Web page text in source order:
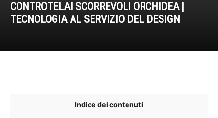
CONTROTELAI SCORREVOLI ORCHIDEA |
TECNOLOGIA AL SERVIZIO DEL DESIGN
Indice dei contenuti